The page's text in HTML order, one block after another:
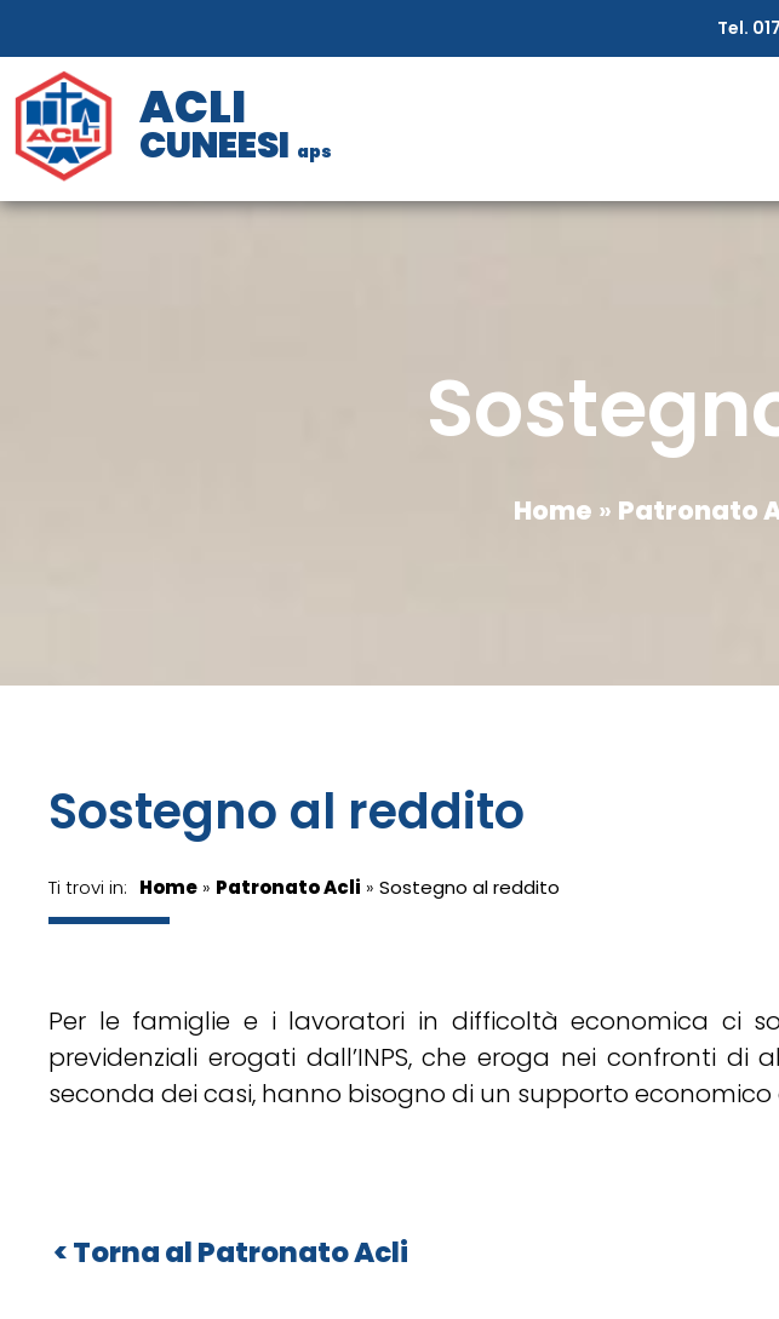
Tel.
ACLI
CUNEESI aps
Home » Patronato
Sostegno al reddito
Ti trovi in: Home » Patronato Acli » Sostegno al reddito
Per le famiglie e i lavoratori in difficoltà economica ci
previdenziali erogati dall’INPS, che eroga nei confronti di
seconda dei casi, hanno bisogno di un supporto
Patronato Acli